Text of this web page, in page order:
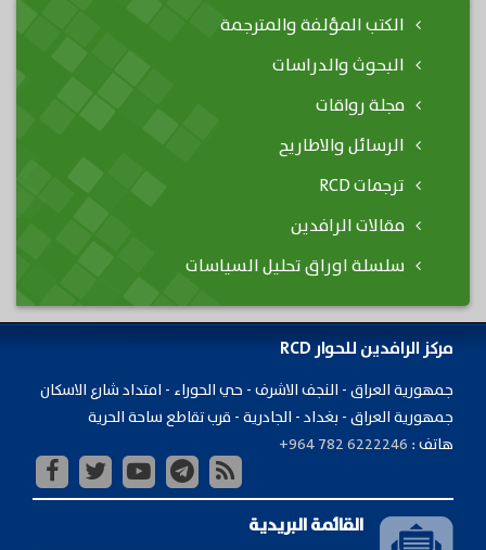
الكتب المؤلفة والمترجمة
البحوث والدراسات
مجلة رواقات
الرسائل والاطاريح
ترجمات RCD
مقالات الرافدين
سلسلة اوراق تحليل السياسات
مركز الرافدين للحوار RCD
جمهورية ​العراق - النجف الاشرف - حي الحوراء - امتداد شارع الاسكان
جمهورية العراق - بغداد - الجادرية - قرب تقاطع ساحة الحرية
هاتف : +964 782 6222246
القائمة البريدية